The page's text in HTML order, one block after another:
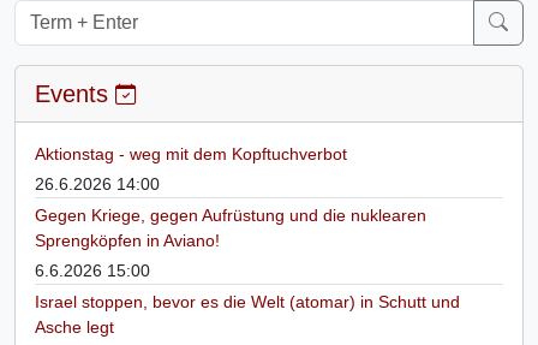
Events
Aktionstag - weg mit dem Kopftuchverbot
26.6.2026 14:00
Gegen Kriege, gegen Aufrüstung und die nuklearen
Sprengköpfen in Aviano!
6.6.2026 15:00
Israel stoppen, bevor es die Welt (atomar) in Schutt und
Asche legt